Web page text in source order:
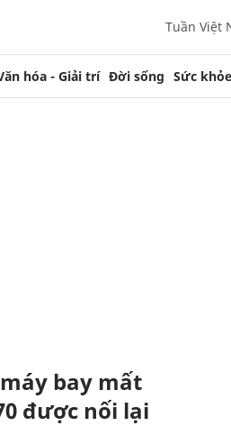
Tuần Việt
hóa - Giải trí Đời sống Sức khỏe
bay mất
được nối lại